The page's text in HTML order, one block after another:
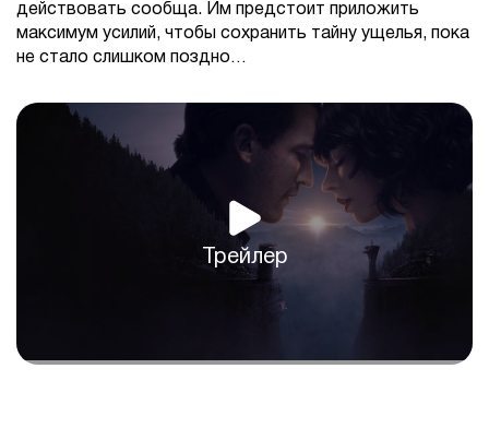
действовать сообща. Им предстоит приложить
максимум усилий, чтобы сохранить тайну ущелья, пока
не стало слишком поздно…
Трейлер